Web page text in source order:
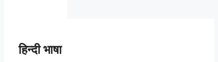
हिन्दी भाषा